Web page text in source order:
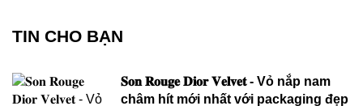
TIN CHO BẠN
𝐒𝐨𝐧 𝐑𝐨𝐮𝐠𝐞 𝐃𝐢𝐨𝐫 𝐕𝐞𝐥𝐯𝐞𝐭 - Vỏ nắp nam
châm hít mới nhất với packaging đẹp